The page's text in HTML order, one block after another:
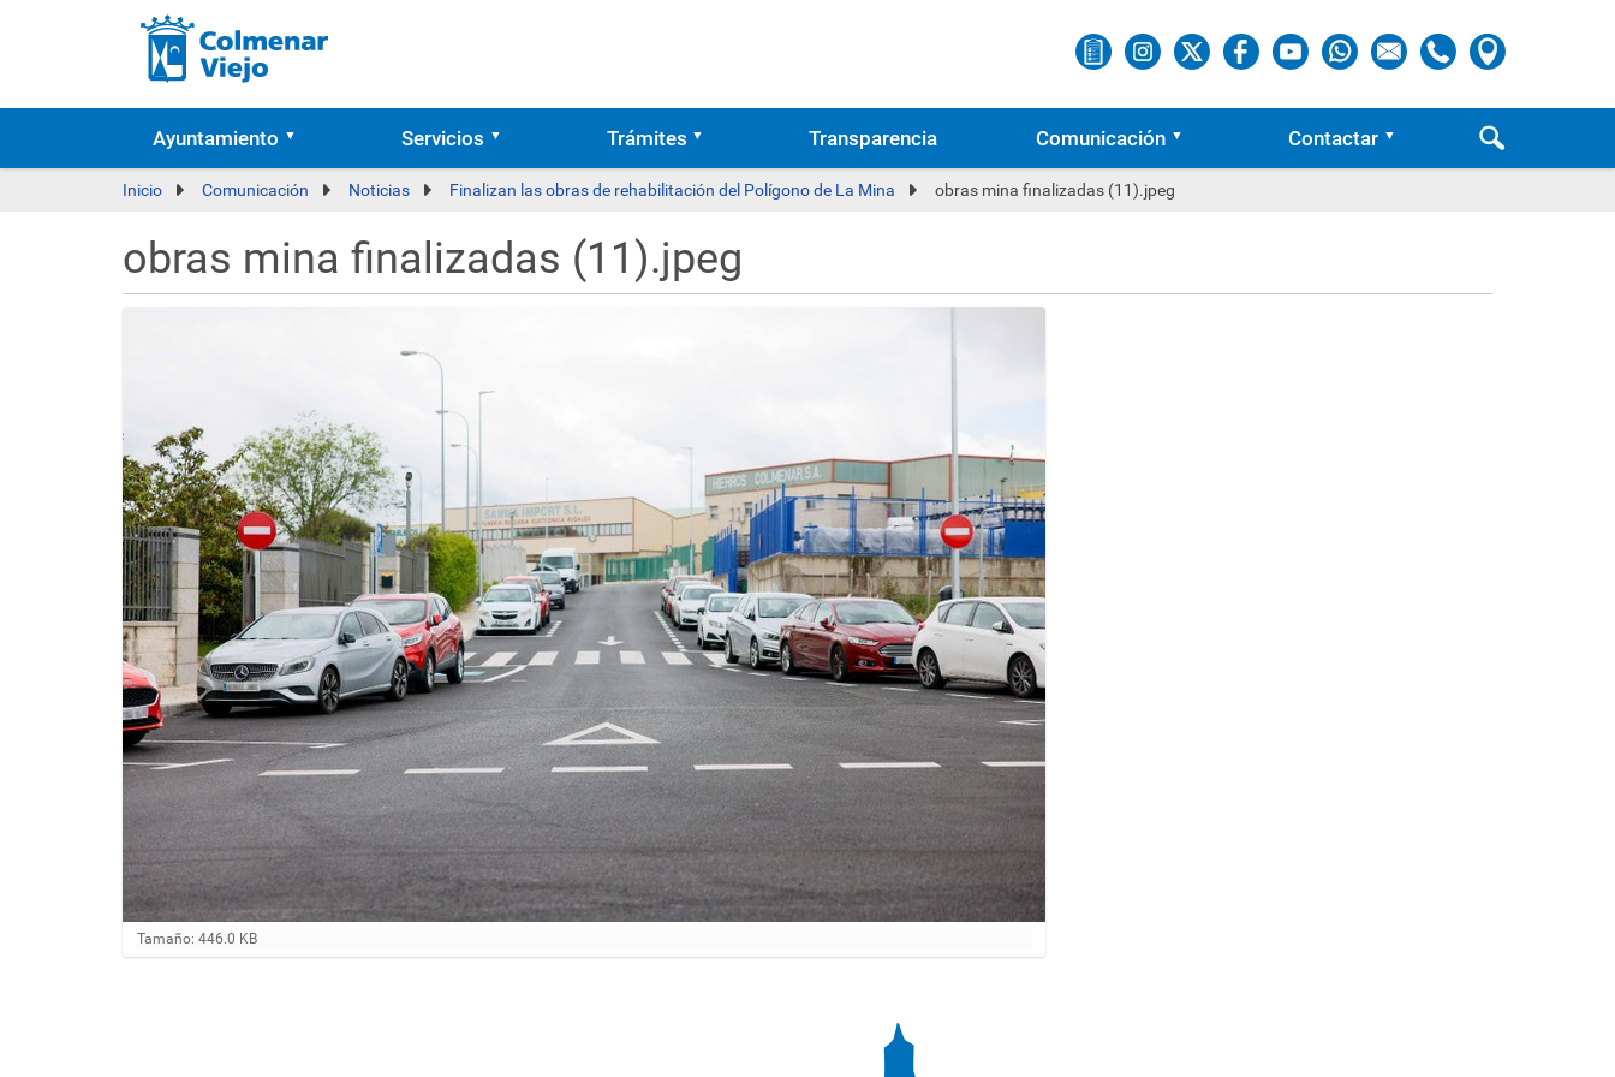
Ayuntamiento Servicios Trámites Transparencia Comunicación Contactar
Inicio Comunicación Noticias Finalizan las obras de rehabilitación del Polígono de La Mina obras mina finalizadas (11).jpeg
obras mina finalizadas (11).jpeg
H
a
Tamaño: 446.0 KB